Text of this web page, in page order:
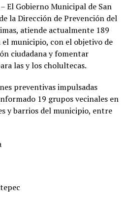
El Gobierno Municipal de San
la Dirección de Prevención del
atiende actualmente 189
el municipio, con el objetivo de
ciudadana y fomentar
las y los cholultecas.
preventivas impulsadas
19 grupos vecinales en
y barrios del municipio, entre